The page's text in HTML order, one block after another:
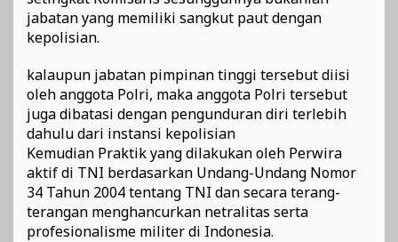
jabatan yang memiliki sangkut paut dengan
kepolisian.
kalaupun jabatan pimpinan tinggi tersebut diisi
oleh anggota Polri, maka anggota Polri tersebut
juga dibatasi dengan pengunduran diri terlebih
dahulu dari instansi kepolisian
Kemudian Praktik yang dilakukan oleh Perwira
aktif di TNI berdasarkan Undang-Undang Nomor
34 Tahun 2004 tentang TNI dan secara terang-
terangan menghancurkan netralitas serta
profesionalisme militer di Indonesia.